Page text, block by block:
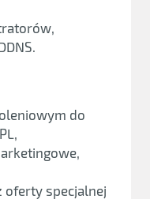
do
oferty specjalnej